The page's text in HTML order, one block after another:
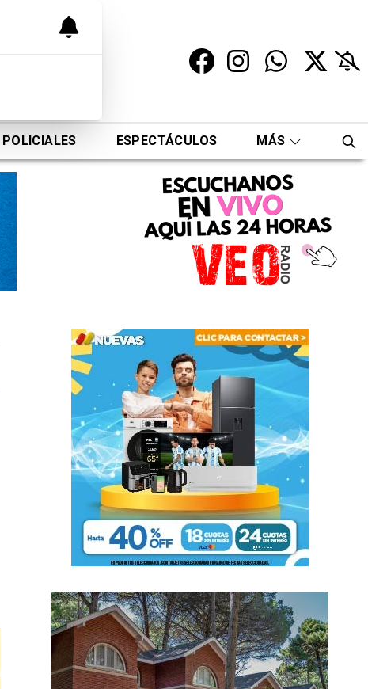
POLICIALES ESPECTÁCULOS MÁS